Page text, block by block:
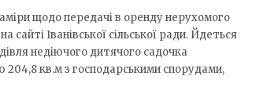
щодо передачі в оренду нерухомого
сайті Іванівської сільської ради. Йдеться
недіючого дитячого садочка
кв.м з господарськими спорудами,